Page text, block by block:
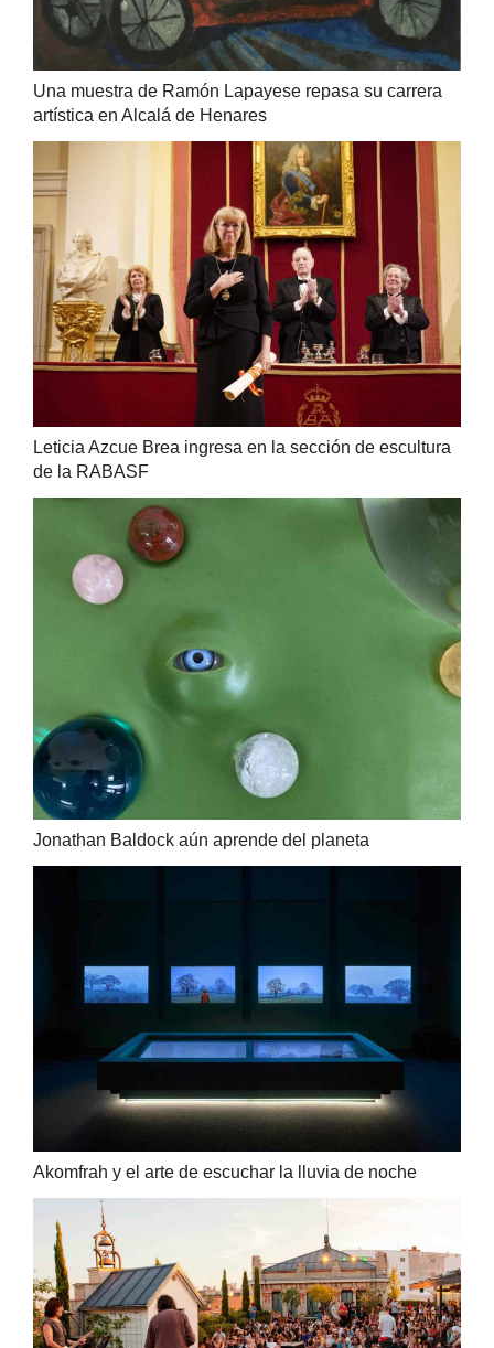
Una muestra de Ramón Lapayese repasa su carrera
artística en Alcalá de Henares
Leticia Azcue Brea ingresa en la sección de escultura
de la RABASF
Jonathan Baldock aún aprende del planeta
Akomfrah y el arte de escuchar la lluvia de noche